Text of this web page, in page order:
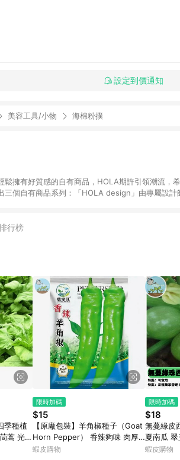
設定到價通知
美容工具/小物 海棉粉撲
鬆擁有好質感的自有商品，HOLA期許引領潮流，
三個自有商品系列：「HOLA design」由專屬設
專業檢測，讓愛家人安心輕鬆地享受美好居家生
行榜
季種植
蒿 光杆
限時加碼
$15
【原廠包裝】羊角椒種子（Goat
Horn Pepper） 香辣夠味 肉厚
果長 家庭必種辣椒 陽台盆栽 產
蝦皮購物
限時加碼
$18
無蔓綠皮
夏南瓜
栽 易栽種
蝦皮購物